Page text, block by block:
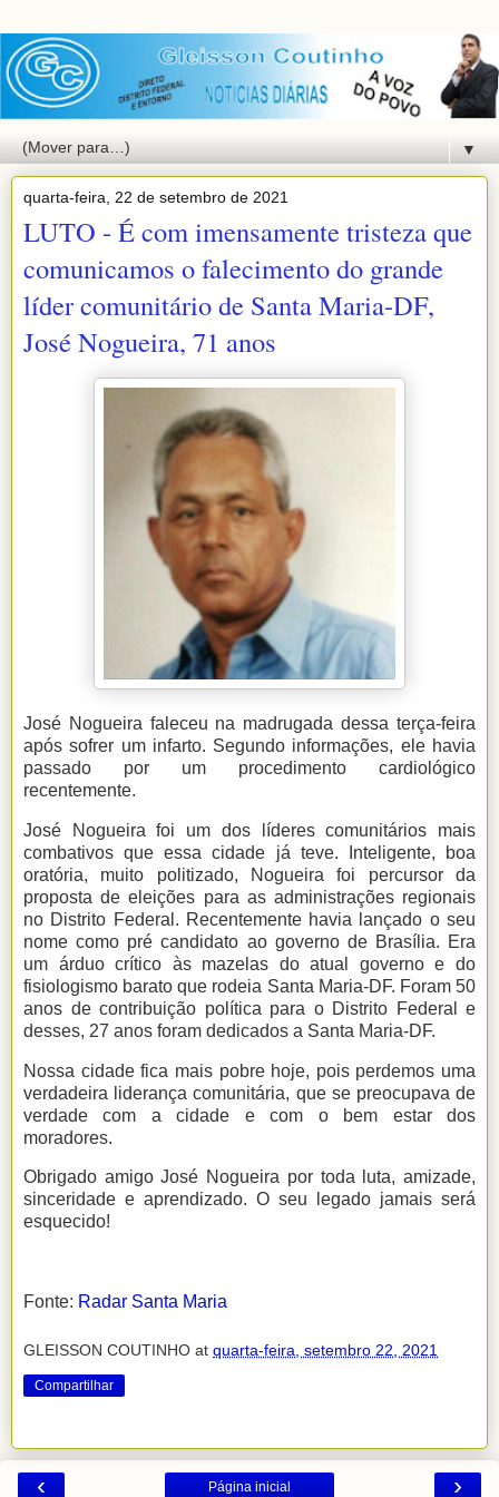
▼
quarta-feira, 22 de setembro de 2021
LUTO - É com imensamente tristeza que
comunicamos o falecimento do grande
líder comunitário de Santa Maria-DF,
José Nogueira, 71 anos
José Nogueira faleceu na madrugada dessa terça-feira
após sofrer um infarto. Segundo informações, ele havia
passado por um procedimento cardiológico
recentemente.
José Nogueira foi um dos líderes comunitários mais
combativos que essa cidade já teve. Inteligente, boa
oratória, muito politizado, Nogueira foi percursor da
proposta de eleições para as administrações regionais
no Distrito Federal. Recentemente havia lançado o seu
nome como pré candidato ao governo de Brasília. Era
um árduo crítico às mazelas do atual governo e do
fisiologismo barato que rodeia Santa Maria-DF. Foram 50
anos de contribuição política para o Distrito Federal e
desses, 27 anos foram dedicados a Santa Maria-DF.
Nossa cidade fica mais pobre hoje, pois perdemos uma
verdadeira liderança comunitária, que se preocupava de
verdade com a cidade e com o bem estar dos
moradores.
Obrigado amigo José Nogueira por toda luta, amizade,
sinceridade e aprendizado. O seu legado jamais será
esquecido!
Fonte: Radar Santa Maria
GLEISSON COUTINHO at quarta-feira, setembro 22, 2021
Compartilhar
‹ ›
Página inicial